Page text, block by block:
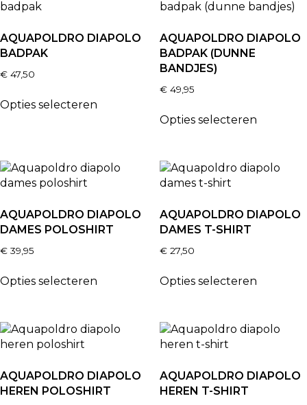
AQUAPOLDRO DIAPOLO
BADPAK
€ 47,50
Opties selecteren
AQUAPOLDRO DIAPOLO
BADPAK (DUNNE
BANDJES)
€49,95
Opties selecteren
AQUAPOLDRO DIAPOLO
DAMES POLOSHIRT
€ 39,95
Opties selecteren
AQUAPOLDRO DIAPOLO
DAMES T-SHIRT
€27,50
Opties selecteren
AQUAPOLDRO DIAPOLO
HEREN POLOSHIRT
AQUAPOLDRO DIAPOLO
HEREN T-SHIRT